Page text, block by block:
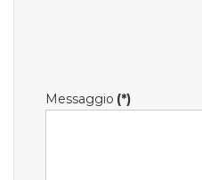
Messaggio (*)